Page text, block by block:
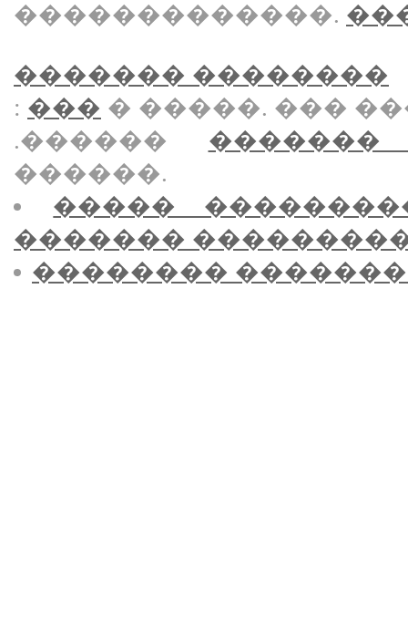
�������������.
������� ��������
: ��� � �����. ���
.������
������.
�����
�������
��������